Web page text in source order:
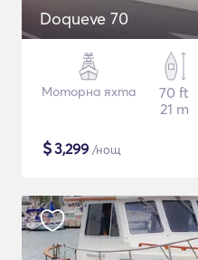
Doqueve 70
Моторна яхта
70 ft
21 m
$3,299 /нощ